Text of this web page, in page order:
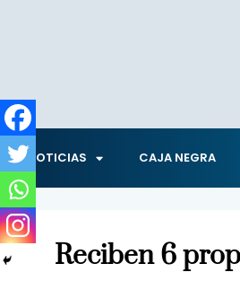
NOTICIAS CAJA NEGRA
Reciben 6